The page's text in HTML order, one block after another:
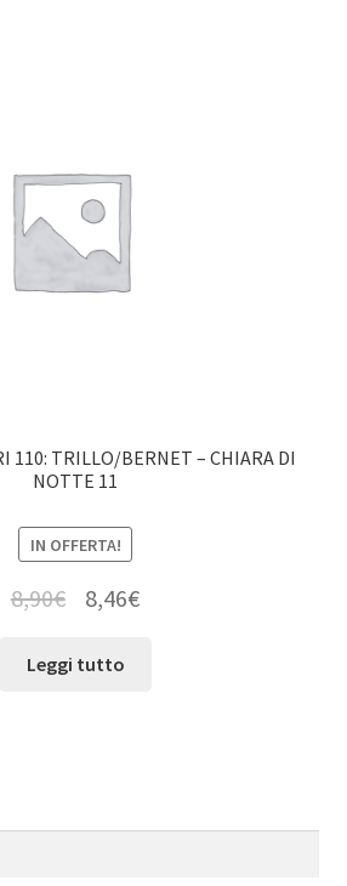
110: TRILLO/BERNET – CHIARA DI
NOTTE 11
IN OFFERTA!
8,90€ 8,46€
Leggi tutto